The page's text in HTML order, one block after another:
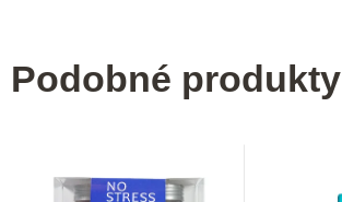
Podobné produkty